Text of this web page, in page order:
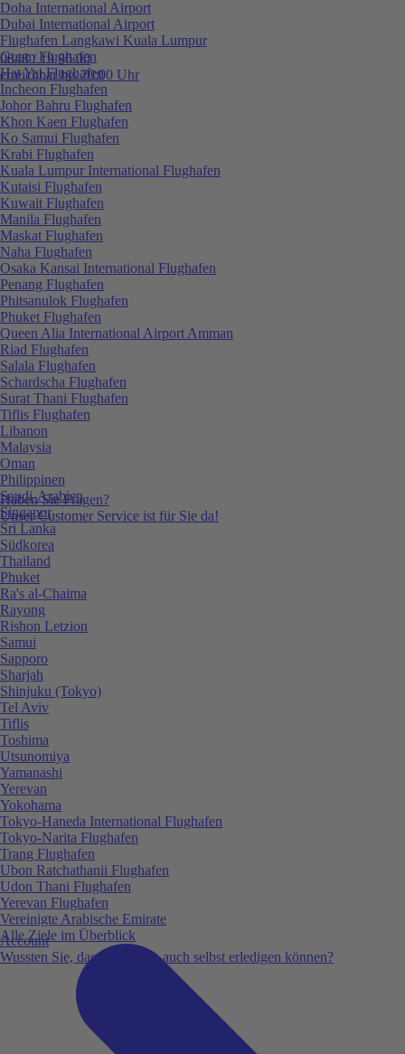
0848 / 19 96 00
erreichbar bis 20:00 Uhr
Haben Sie Fragen?
Unser Customer Service ist für Sie da!
Account
Wussten Sie, dass Sie vieles auch selbst erledigen können?
Doha International Airport
Dubai International Airport
Flughafen Langkawi Kuala Lumpur
Guam Flughafen
Hat Yai Flughafen
Incheon Flughafen
Johor Bahru Flughafen
Khon Kaen Flughafen
Ko Samui Flughafen
Krabi Flughafen
Kuala Lumpur International Flughafen
Kutaisi Flughafen
Kuwait Flughafen
Manila Flughafen
Maskat Flughafen
Naha Flughafen
Osaka Kansai International Flughafen
Penang Flughafen
Phitsanulok Flughafen
Phuket Flughafen
Queen Alia International Airport Amman
Riad Flughafen
Salala Flughafen
Schardscha Flughafen
Surat Thani Flughafen
Tiflis Flughafen
Libanon
Malaysia
Oman
Philippinen
Saudi-Arabien
Singapur
Sri Lanka
Südkorea
Thailand
Phuket
Ra's al-Chaima
Rayong
Rishon Letzion
Samui
Sapporo
Sharjah
Shinjuku (Tokyo)
Tel Aviv
Tiflis
Toshima
Utsunomiya
Yamanashi
Yerevan
Yokohama
Tokyo-Haneda International Flughafen
Tokyo-Narita Flughafen
Trang Flughafen
Ubon Ratchathanii Flughafen
Udon Thani Flughafen
Yerevan Flughafen
Vereinigte Arabische Emirate
Alle Ziele im Überblick